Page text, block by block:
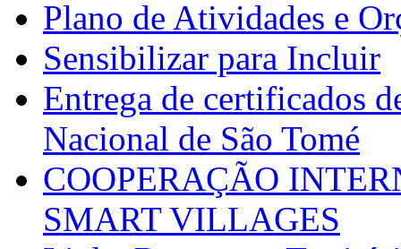
Plano de Atividades e
Sensibilizar para Incluir
Entrega de certificados
Nacional de São Tomé
COOPERAÇÃO
SMART VILLAGES